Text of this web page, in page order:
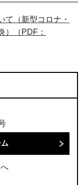
て（新型コロナ・
）（PDF：